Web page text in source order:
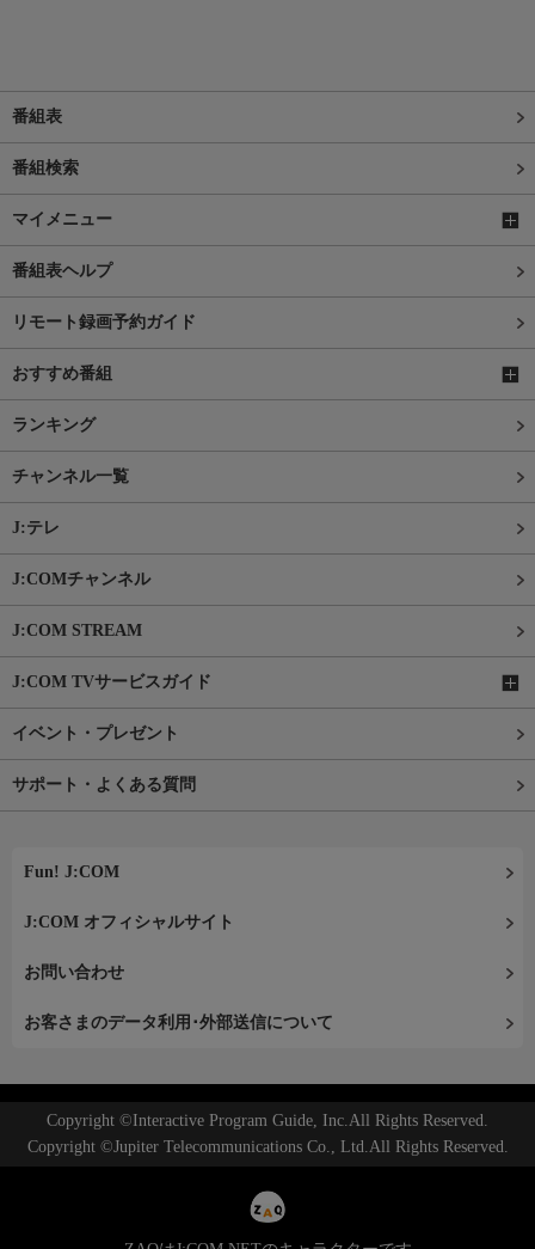
番組表
番組検索
マイメニュー
番組表ヘルプ
リモート録画予約ガイド
おすすめ番組
ランキング
チャンネル一覧
J:テレ
J:COMチャンネル
J:COM STREAM
J:COM TVサービスガイド
イベント・プレゼント
サポート・よくある質問
Fun! J:COM
J:COM オフィシャルサイト
お問い合わせ
お客さまのデータ利用･外部送信について
Copyright ©Interactive Program Guide, Inc.All Rights Reserved.
Copyright ©Jupiter Telecommunications Co., Ltd.All Rights Reserved.